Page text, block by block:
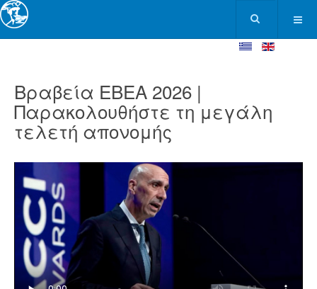
Βραβεία ΕΒΕΑ 2026 |
Παρακολουθήστε τη μεγάλη
τελετή απονομής